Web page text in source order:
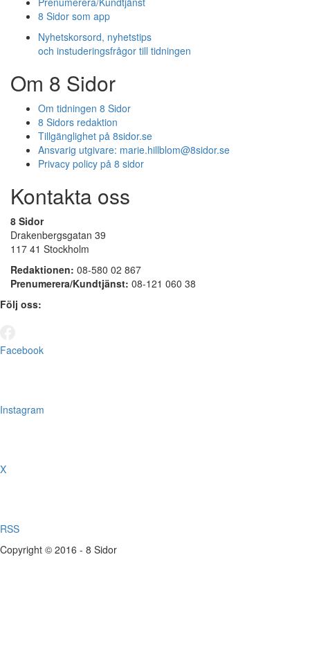
8 Sidor som app
Nyhetskorsord, nyhetstips
och instuderingsfrågor till tidningen
Om 8 Sidor
Om tidningen 8 Sidor
8 Sidors redaktion
Tillgänglighet på 8sidor.se
Ansvarig utgivare: marie.hillblom@8sidor.se
Privacy policy på 8 sidor
Kontakta oss
8 Sidor
Drakenbergsgatan 39
117 41 Stockholm
Redaktionen: 08-580 02 867
Prenumerera/Kundtjänst: 08-121 060 38
Följ oss:
Facebook
Instagram
X
RSS
Copyright © 2016 - 8 Sidor